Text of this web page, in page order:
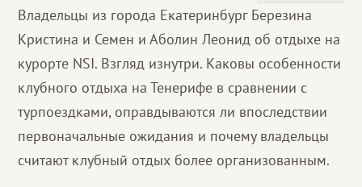
Партнерам
Благотворительность
Владельцы из города Екатеринбург Березина
Кристина и Семен и Аболин Леонид об отдыхе на
курорте NSI. Взгляд изнутри. Каковы особенности
клубного отдыха на Тенерифе в сравнении с
турпоездками, оправдываются ли впоследствии
первоначальные ожидания и почему владельцы
считают клубный отдых более организованным.